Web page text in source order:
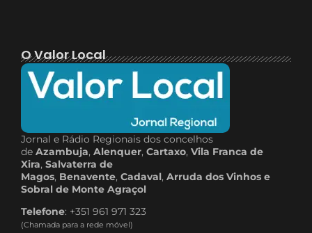
O Valor Local
Jornal e Rádio Regionais dos concelhos
de Azambuja, Alenquer, Cartaxo, Vila Franca de
Xira, Salvaterra de
Magos, Benavente, Cadaval, Arruda dos Vinhos e
Sobral de Monte Agraçol
Telefone: +351 961 971 323
(Chamada para a rede móvel)